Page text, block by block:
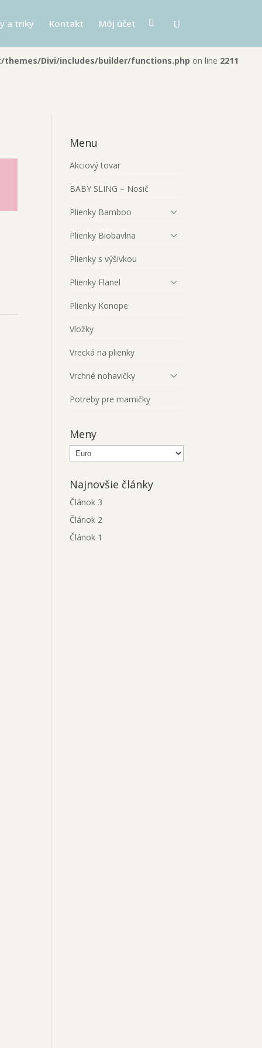
d429846418eb/plienka.sk/web/wp-
themes/Divi/includes/builder/functions.php on line 2211
a triky Kontakt Môj účet
Menu
Akciový tovar
BABY SLING – Nosič
Plienky Bamboo
Plienky Biobavlna
Plienky s výšivkou
Plienky Flanel
Plienky Konope
Vložky
Vrecká na plienky
Vrchné nohavičky
Potreby pre mamičky
Meny
Najnovšie články
Článok 3
Článok 2
Článok 1